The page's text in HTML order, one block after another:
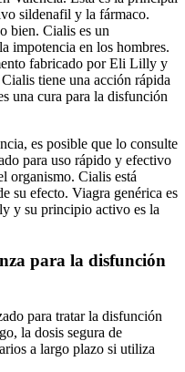
sildenafil y la fármaco.
bien. Cialis es un
impotencia en los hombres.
fabricado por Eli Lilly y
tiene una acción rápida
una cura para la disfunción
es posible que lo consulte
para uso rápido y efectivo
organismo. Cialis está
su efecto. Viagra genérica es
y su principio activo es la
para la disfunción
para tratar la disfunción
la dosis segura de
a largo plazo si utiliza